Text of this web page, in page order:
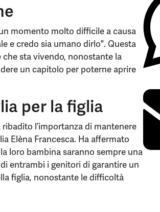
momento molto difficile a causa
e credo sia umano dirlo". Questa
sta vivendo, nonostante la
un capitolo per poterne aprire
per la figlia
l’importanza di mantenere
Elèna Francesca. Ha affermato
loro bambina saranno sempre una
entrambi i genitori di garantire un
figlia, nonostante le difficoltà